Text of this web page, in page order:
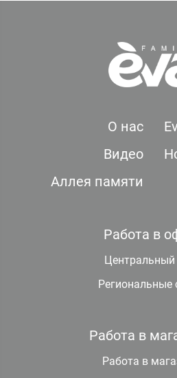
О нас
Видео
Аллея памяти
Работа в
Региональные
Работа в
Работа в